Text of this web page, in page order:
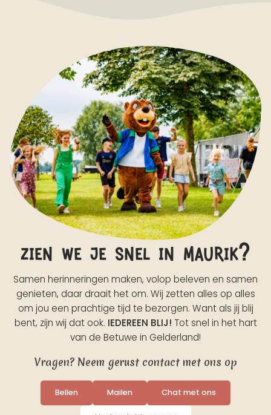
zien we je snel in maurik?
Samen herinneringen maken, volop beleven en samen
genieten, daar draait het om. Wij zetten alles op alles
om jou een prachtige tijd te bezorgen. Want als jij blij
bent, zijn wij dat ook. IEDEREEN BLIJ! Tot snel in het hart
van de Betuwe in Gelderland!
Vragen? Neem gerust contact met ons op
Bellen Mailen Chat met ons